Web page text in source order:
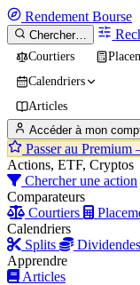
Rendement Bourse
Chercher…
Courtiers
Calendriers
Articles
Accéder à mon
Passer au
Actions, ETF, Cryptos
Chercher une action
Comparateurs
Courtiers
Calendriers
Splits
Dividendes
Apprendre
Articles